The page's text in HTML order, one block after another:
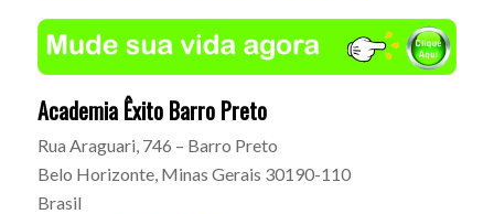
Academia Êxito Barro Preto
Rua Araguari, 746 – Barro Preto
Belo Horizonte, Minas Gerais 30190-110
Brasil